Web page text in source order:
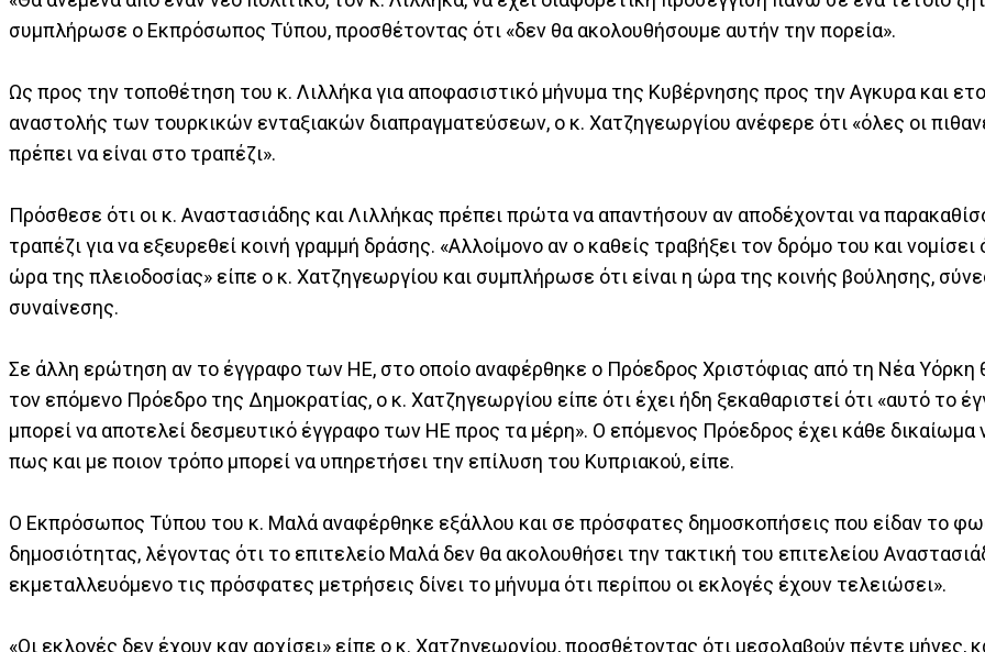
συμπλήρωσε ο Εκπρόσωπος Τύπου, προσθέτοντας ότι «δεν θα ακολουθήσουμε αυτήν την πορεία».
Ως προς την τοποθέτηση του κ. Λιλλήκα για αποφασιστικό μήνυμα της Κυβέρνησης προς την Αγκυρα και
αναστολής των τουρκικών ενταξιακών διαπραγματεύσεων, ο κ. Χατζηγεωργίου ανέφερε ότι «όλες οι
πρέπει να είναι στο τραπέζι».
Πρόσθεσε ότι οι κ. Αναστασιάδης και Λιλλήκας πρέπει πρώτα να απαντήσουν αν αποδέχονται να
τραπέζι για να εξευρεθεί κοινή γραμμή δράσης. «Αλλοίμονο αν ο καθείς τραβήξει τον δρόμο του και νομίσει
ώρα της πλειοδοσίας» είπε ο κ. Χατζηγεωργίου και συμπλήρωσε ότι είναι η ώρα της κοινής βούλησης,
συναίνεσης.
Σε άλλη ερώτηση αν το έγγραφο των ΗΕ, στο οποίο αναφέρθηκε ο Πρόεδρος Χριστόφιας από τη Νέα Υόρκη
τον επόμενο Πρόεδρο της Δημοκρατίας, ο κ. Χατζηγεωργίου είπε ότι έχει ήδη ξεκαθαριστεί ότι «αυτό το
μπορεί να αποτελεί δεσμευτικό έγγραφο των ΗΕ προς τα μέρη». Ο επόμενος Πρόεδρος έχει κάθε δικαίωμα
πως και με ποιον τρόπο μπορεί να υπηρετήσει την επίλυση του Κυπριακού, είπε.
Ο Εκπρόσωπος Τύπου του κ. Μαλά αναφέρθηκε εξάλλου και σε πρόσφατες δημοσκοπήσεις που είδαν το
δημοσιότητας, λέγοντας ότι το επιτελείο Μαλά δεν θα ακολουθήσει την τακτική του επιτελείου
εκμεταλλευόμενο τις πρόσφατες μετρήσεις δίνει το μήνυμα ότι περίπου οι εκλογές έχουν τελειώσει».
«Οι εκλογές δεν έχουν καν αρχίσει» είπε ο κ. Χατζηγεωργίου, προσθέτοντας ότι μεσολαβούν πέντε μήνες,